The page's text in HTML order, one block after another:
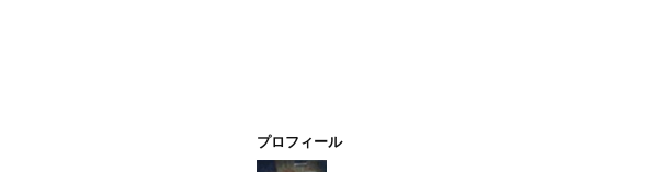
プロフィール